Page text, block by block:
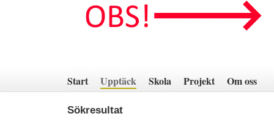
innehåll
Start Upptäck Skola Projekt Om oss
Sökresultat